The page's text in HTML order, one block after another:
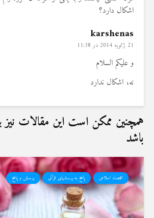
اشکال دارد؟
karshenas
21 ژانویه 2014 در 11:38
و علیکم السلام
نه، اشکال ندارد
همچنین ممکن است این مقالات نیز
باشد
اقتصاد اسلامی پاسخ به پرسشهای قرآنی پرسش و پاسخ